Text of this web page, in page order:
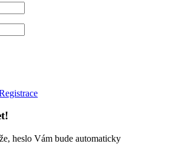
heslo Vám bude automaticky